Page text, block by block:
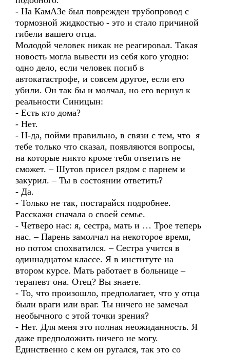
- На КамАЗе был поврежден трубопровод с
тормозной жидкостью - это и стало причиной
гибели вашего отца.
Молодой человек никак не реагировал. Такая
новость могла вывести из себя кого угодно:
одно дело, если человек погиб в
автокатастрофе, и совсем другое, если его
убили. Он так бы и молчал, но его вернул к
реальности Синицын:
- Есть кто дома?
- Нет.
- Н-да, пойми правильно, в связи с тем, что я
тебе только что сказал, появляются вопросы,
на которые никто кроме тебя ответить не
сможет. – Шутов присел рядом с парнем и
закурил. – Ты в состоянии ответить?
- Да.
- Только не так, постарайся подробнее.
Расскажи сначала о своей семье.
- Четверо нас: я, сестра, мать и … Трое теперь
нас. – Парень замолчал на некоторое время,
но потом спохватился. – Сестра учится в
одиннадцатом классе. Я в институте на
втором курсе. Мать работает в больнице –
терапевт она. Отец? Вы знаете.
- То, что произошло, предполагает, что у отца
были враги или враг. Ты ничего не замечал
необычного с этой точки зрения?
- Нет. Для меня это полная неожиданность. Я
даже предположить ничего не могу.
Единственно с кем он ругался, так это со